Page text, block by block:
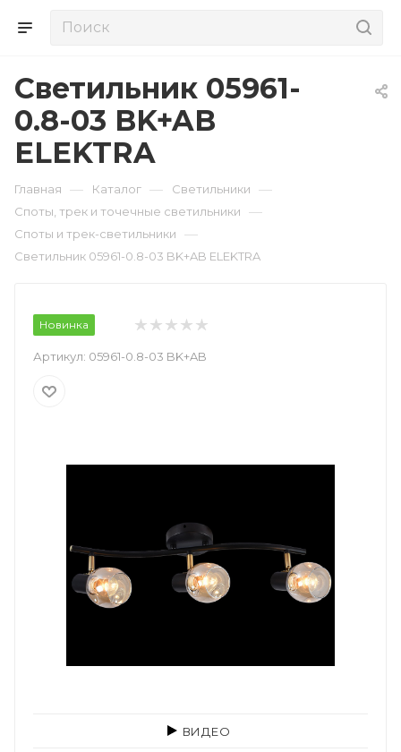
Светильник 05961-
0.8-03 BK+AB
ELEKTRA
Главная — Каталог — Светильники —
Споты, трек и точечные светильники —
Споты и трек-светильники —
Светильник 05961-0.8-03 BK+AB ELEKTRA
Новинка
Артикул: 05961-0.8-03 BK+AB
ВИДЕО